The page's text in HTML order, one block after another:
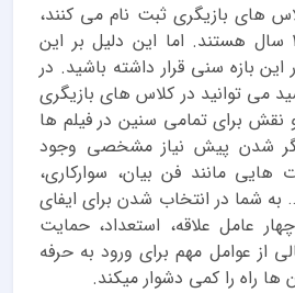
های بازیگری ثبت نام می کنند،
در بازه سنی 15 تا 30 سال هستند. اما این دلیل بر این
بازه سنی قرار داشته باشید. در
می توانید در کلاس های بازیگری
نقش برای تمامی سنین در فیلم ها
شدن پیش نیاز مشخصی وجود
هایی مانند فن بیان، سوارکاری،
شما در انتخاب شدن برای ایفای
عامل علاقه، استعداد، حمایت
از عوامل مهم برای ورود به حرفه
راه را کمی دشوار میکند.